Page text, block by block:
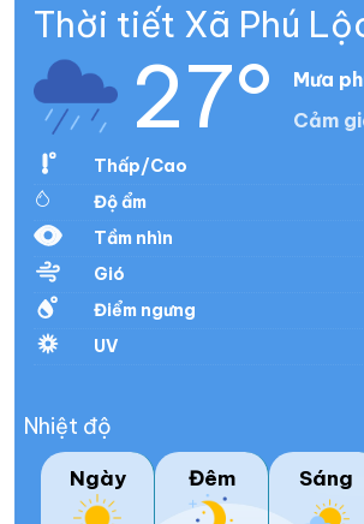
Thời tiết Xã Phú
27°
Mưa
Cảm
Thấp/Cao
Độ ẩm
Tầm nhìn
Gió
Điểm ngưng
UV
Nhiệt độ
Ngày Đêm Sáng